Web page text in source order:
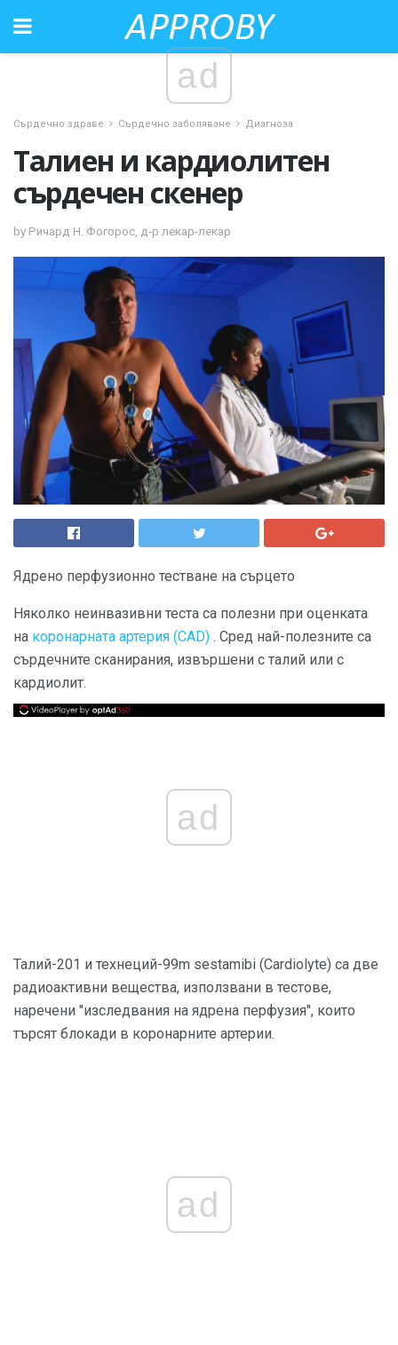
ad
Сърдечно здраве Сърдечно заболяване Диагноза
Талиен и кардиолитен
сърдечен скенер
by Ричард Н. Фогорос, д-р лекар-лекар
Ядрено перфузионно тестване на сърцето
Няколко неинвазивни теста са полезни при оценката
на коронарната артерия (CAD) . Сред най-полезните са
сърдечните сканирания, извършени с талий или с
кардиолит.
ad
Талий-201 и технеций-99m sestamibi (Cardiolyte) са две
радиоактивни вещества, използвани в тестове,
наречени "изследвания на ядрена перфузия", които
търсят блокади в коронарните артерии.
ad